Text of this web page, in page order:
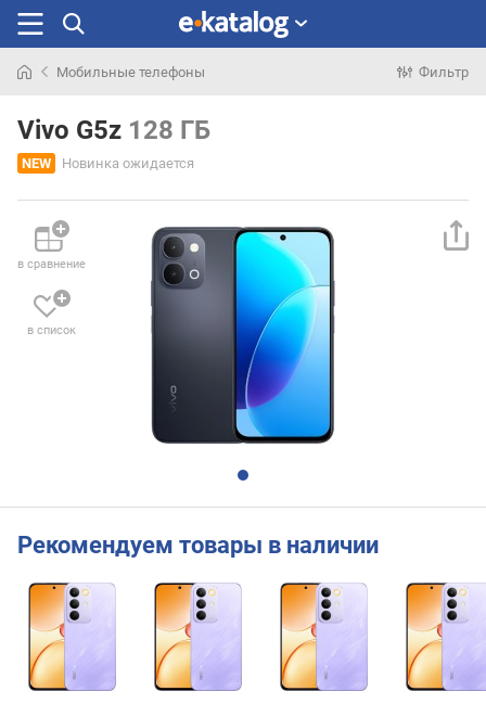
раньше
Мобильные телефоны Фильтр
Vivo G5z 128 ГБ
NEW Новинка ожидается
в сравнение
в список
Рекомендуем товары в наличии